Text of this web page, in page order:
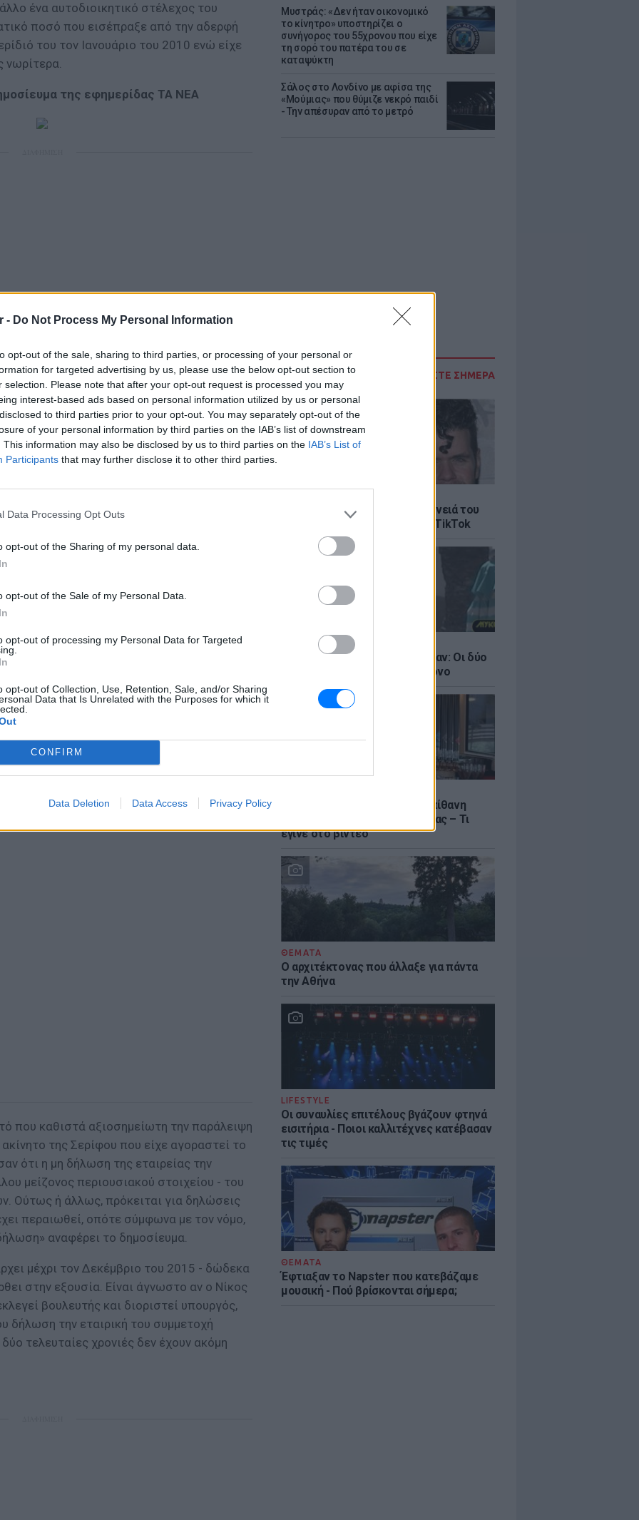
- Do Not Process My Personal Information
opt-out of the sale, sharing to third parties, or processing of your personal or
for targeted advertising by us, please use the below opt-out section to
selection. Please note that after your opt-out request is processed you may
interest-based ads based on personal information utilized by us or personal
to third parties prior to your opt-out. You may separately opt-out of the
of your personal information by third parties on the IAB’s list of downstream
This information may also be disclosed by us to third parties on the IAB’s List of
Participants that may further disclose it to other third parties.
Data Processing Opt Outs
opt-out of the Sharing of my personal data.
opt-out of the Sale of my Personal Data.
opt-out of processing my Personal Data for Targeted
opt-out of Collection, Use, Retention, Sale, and/or Sharing
Data that Is Unrelated with the Purposes for which it
CONFIRM
Data Deletion Data Access Privacy Policy
Μυστράς: «Δεν ήταν οικονομικό
το κίνητρο» υποστηρίζει ο
συνήγορος του 55χρονου που είχε
τη σορό του πατέρα του σε
καταψύκτη
Σάλος στο Λονδίνο με αφίσα της
«Μούμιας» που θύμιζε νεκρό παιδί
- Την απέσυραν από το μετρό
ΔΙΑΒΑΣΤΕ ΣΗΜΕΡΑ
Πέρεζ Χίλτον: Τι λέει η οικογένειά του
μετά το σοκαριστικό live στο TikTok
LIFESTYLE
Ζόε Σαλντάνα και Νικόλ Κίντμαν: Οι δύο
σταρ του Χόλιγουντ στη Μύκονο
Ο Γιώργος Μανίκας έστησε απίθανη
φάρσα σε υπάλληλο καφετέριας – Τι
έγινε στο βίντεο
ΘΕΜΑΤΑ
Ο αρχιτέκτονας που άλλαξε για πάντα
την Αθήνα
LIFESTYLE
Οι συναυλίες επιτέλους βγάζουν φτηνά
εισιτήρια - Ποιοι καλλιτέχνες κατέβασαν
τις τιμές
ΘΕΜΑΤΑ
Έφτιαξαν το Napster που κατεβάζαμε
μουσική - Πού βρίσκονται σήμερα;
ένα αυτοδιοικητικό στέλεχος του
ποσό που εισέπραξε από την αδερφή
του τον Ιανουάριο του 2010 ενώ είχε
νωρίτερα.
της εφημερίδας ΤΑ ΝΕΑ
είχε αγοράσει ένα οικόπεδο εμβαδού
ευρώ.
11 Ιανουαρίου του 2010 ο κ. Τσίπρας
αδερφή του Ζαννέτ.
ο Αλέξης Τσίπρας αφενός στη
τη συμμετοχή του στην εταιρεία αν και
το κάνει - καθώς η δήλωση πόθεν έσχες
να αποτυπώνει την περιουσιακή του
2009 άρα και τη σχέση του με την
πόθεν έσχες του 2011 δεν δήλωσε ούτε τη
μεριδίου ούτε το ποσό των 33.000 ευρώ
η Ζαννέτ Τσίπρα «κατέβαλε σε
προκειμένου να αποκτήσει το 1/3 της
που καθιστά αξιοσημείωτη την παράλειψη
ακίνητο της Σερίφου που είχε αγοραστεί το
ότι η μη δήλωση της εταιρείας την
μείζονος περιουσιακού στοιχείου - του
Ούτως ή άλλως, πρόκειται για δηλώσεις
περαιωθεί, οπότε σύμφωνα με τον νόμο,
αναφέρει το δημοσίευμα.
μέχρι τον Δεκέμβριο του 2015 - δώδεκα
στην εξουσία. Είναι άγνωστο αν ο Νίκος
βουλευτής και διοριστεί υπουργός,
δήλωση την εταιρική του συμμετοχή
τελευταίες χρονιές δεν έχουν ακόμη